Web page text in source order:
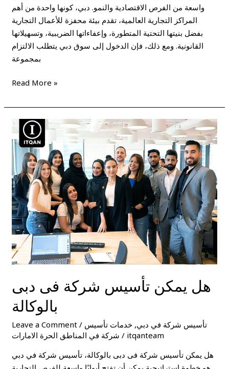
واسعة من الفرص الاقتصادية والنمو. دبي، كونها واحدة من أهم
المراكز التجارية العالمية، تقدم بيئة محفزة للأعمال التجارية
بفضل بنيتها التحتية المتطورة، وإعفاءاتها الضريبية، وتسهيلاتها
القانونية. ومع ذلك، فإن الدخول إلى سوق دبي يتطلب الالتزام
بمجموعة
Read More »
هل يمكن تأسيس شركة فى دبى
Leave a Comment / تأسيس شركة في دبي, خدمات تأسيس
شركة في المناطق الحرة الامارات / itqanteam
هل يمكن تأسيس شركة فى دبى بالوكالة، تأسيس شركة في دبي
يمكن
تأسيس
شركة
فى
دبى
بالوكالة